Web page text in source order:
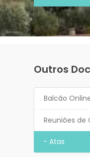
Outros
Balcão
Reuniões de
- Atas